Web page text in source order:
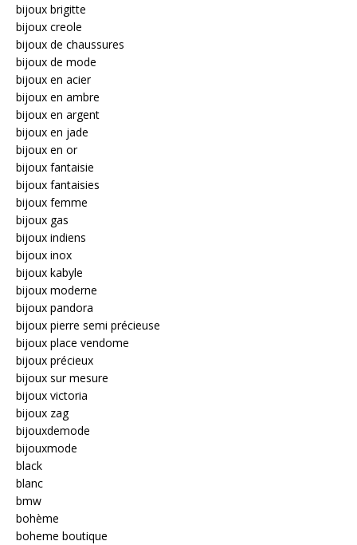
bijoux brigitte
bijoux creole
bijoux de chaussures
bijoux de mode
bijoux en acier
bijoux en ambre
bijoux en argent
bijoux en jade
bijoux en or
bijoux fantaisie
bijoux fantaisies
bijoux femme
bijoux gas
bijoux indiens
bijoux inox
bijoux kabyle
bijoux moderne
bijoux pandora
bijoux pierre semi précieuse
bijoux place vendome
bijoux précieux
bijoux sur mesure
bijoux victoria
bijoux zag
bijouxdemode
bijouxmode
black
blanc
bmw
bohème
boheme boutique